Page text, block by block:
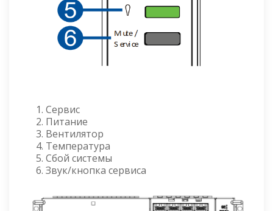
Сервис
Питание
Вентилятор
Температура
Сбой системы
Звук/кнопка сервиса